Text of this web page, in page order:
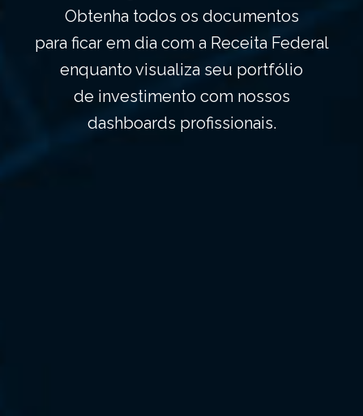
Obtenha todos os documentos
para ficar em dia com a Receita Federal
enquanto visualiza seu portfólio
de investimento com nossos
dashboards profissionais.